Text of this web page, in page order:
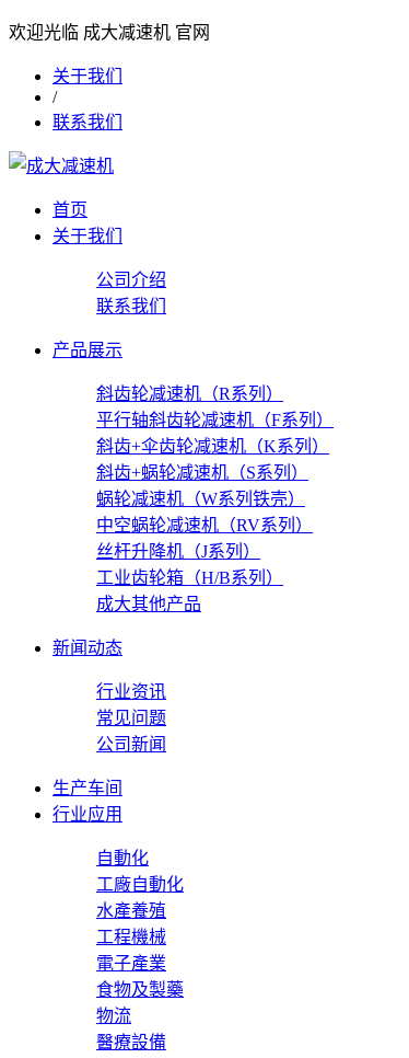
欢迎光临 成大减速机 官网
关于我们
/
联系我们
首页
关于我们
公司介绍
联系我们
产品展示
斜齿轮减速机（R系列）
平行轴斜齿轮减速机（F系列）
斜齿+伞齿轮减速机（K系列）
斜齿+蜗轮减速机（S系列）
蜗轮减速机（W系列铁壳）
中空蜗轮减速机（RV系列）
丝杆升降机（J系列）
工业齿轮箱（H/B系列）
成大其他产品
新闻动态
行业资讯
常见问题
公司新闻
生产车间
行业应用
自動化
工廠自動化
水產養殖
工程機械
電子產業
食物及製藥
物流
醫療設備